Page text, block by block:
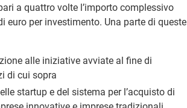
a quattro volte l’importo complessivo
per investimento. Una parte di queste
alle iniziative avviate al fine di
di cui sopra
startup e del sistema per l’acquisto di